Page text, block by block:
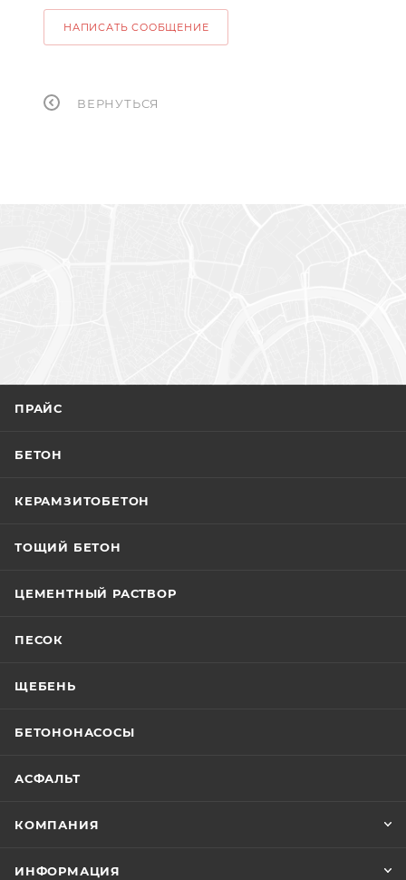
НАПИСАТЬ СООБЩЕНИЕ
ВЕРНУТЬСЯ
ПРАЙС
БЕТОН
КЕРАМЗИТОБЕТОН
ТОЩИЙ БЕТОН
ЦЕМЕНТНЫЙ РАСТВОР
ПЕСОК
ЩЕБЕНЬ
БЕТОНОНАСОСЫ
АСФАЛЬТ
КОМПАНИЯ
ИНФОРМАЦИЯ